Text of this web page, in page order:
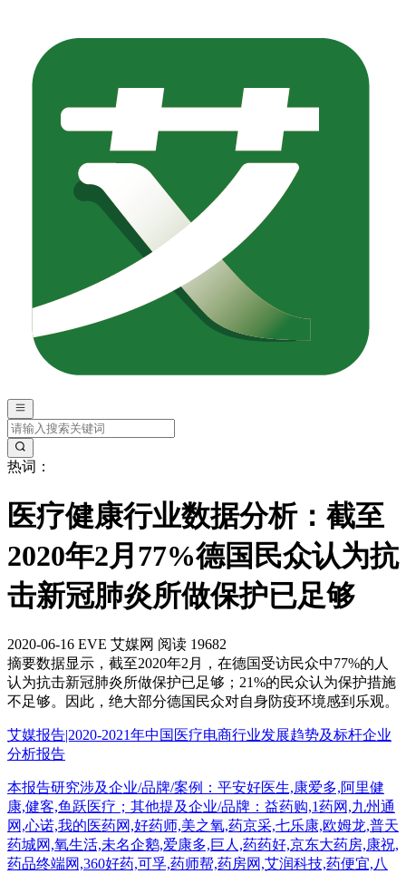
热词：
医疗健康行业数据分析：截至
2020年2月77%德国民众认为抗
击新冠肺炎所做保护已足够
2020-06-16 EVE 艾媒网 阅读 19682
摘要数据显示，截至2020年2月，在德国受访民众中77%的人
认为抗击新冠肺炎所做保护已足够；21%的民众认为保护措施
不足够。因此，绝大部分德国民众对自身防疫环境感到乐观。
艾媒报告|2020-2021年中国医疗电商行业发展趋势及标杆企业
分析报告
本报告研究涉及企业/品牌/案例：平安好医生,康爱多,阿里健
康,健客,鱼跃医疗；其他提及企业/品牌：益药购,1药网,九州通
网,心诺,我的医药网,好药师,美之氧,药京采,七乐康,欧姆龙,普天
药城网,氧生活,未名企鹅,爱康多,巨人,药药好,京东大药房,康祝,
药品终端网,360好药,可孚,药师帮,药房网,艾润科技,药便宜,八